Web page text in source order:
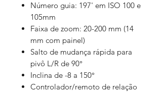
Número guia: 197' em ISO 100 e
105mm
Faixa de zoom: 20-200 mm (14
mm com painel)
Salto de mudança rápida para
pivô L/R de 90°
Inclina de -8 a 150°
Controlador/remoto de relação